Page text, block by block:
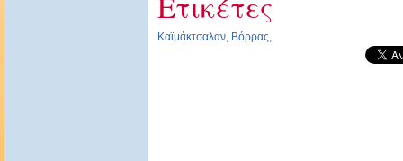
Καϊμάκτσαλαν, Βόρρας,